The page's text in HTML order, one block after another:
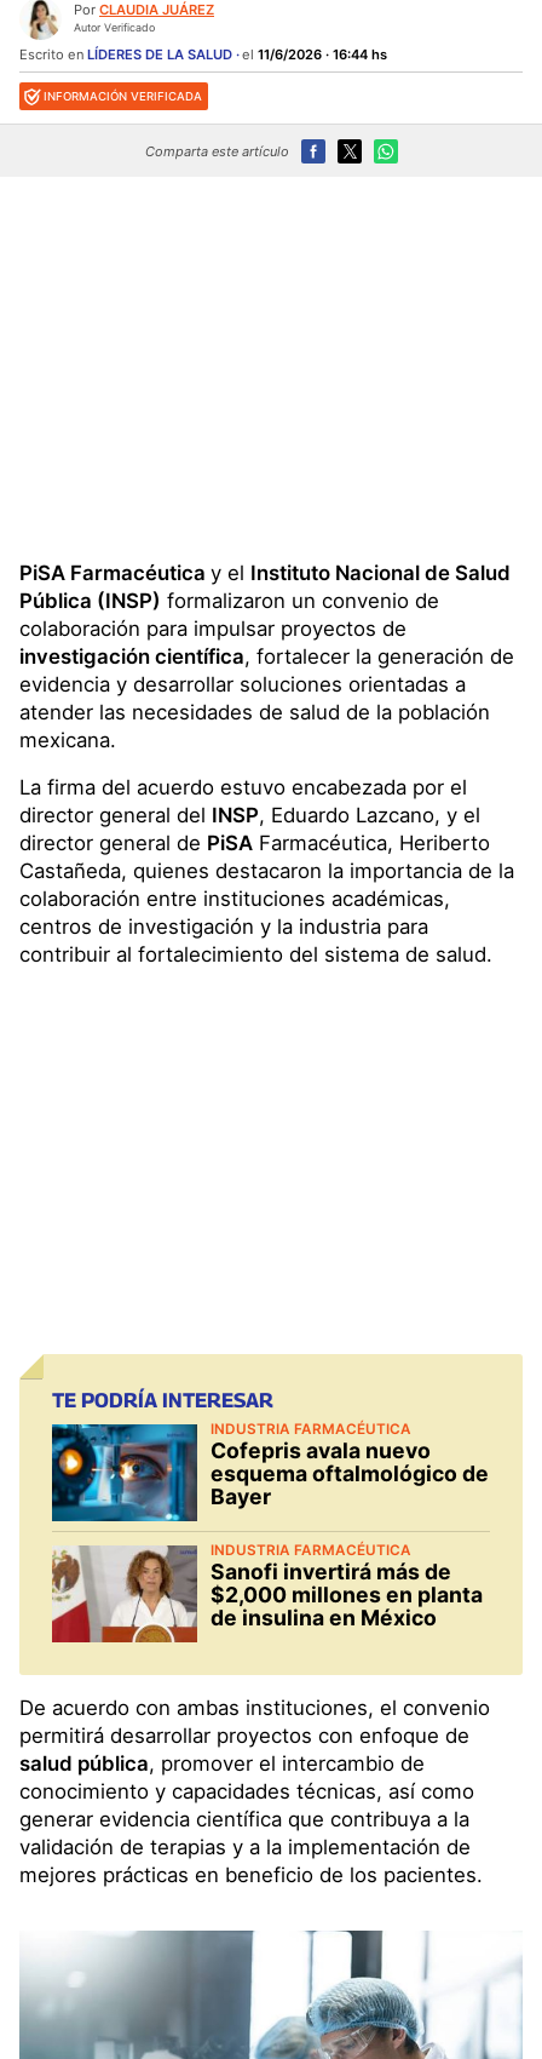
Por CLAUDIA JUÁREZ
Autor Verificado
Escrito en LÍDERES DE LA SALUD el 11/6/2026 · 16:44 hs
INFORMACIÓN VERIFICADA
Comparta este artículo
PiSA Farmacéutica y el Instituto Nacional de Salud
Pública (INSP) formalizaron un convenio de
colaboración para impulsar proyectos de
investigación científica, fortalecer la generación de
evidencia y desarrollar soluciones orientadas a
atender las necesidades de salud de la población
mexicana.
La firma del acuerdo estuvo encabezada por el
director general del INSP, Eduardo Lazcano, y el
director general de PiSA Farmacéutica, Heriberto
Castañeda, quienes destacaron la importancia de la
colaboración entre instituciones académicas,
centros de investigación y la industria para
contribuir al fortalecimiento del sistema de salud.
TE PODRÍA INTERESAR
INDUSTRIA FARMACÉUTICA
Cofepris avala nuevo
esquema oftalmológico de
Bayer
INDUSTRIA FARMACÉUTICA
Sanofi invertirá más de
$2,000 millones en planta
de insulina en México
De acuerdo con ambas instituciones, el convenio
permitirá desarrollar proyectos con enfoque de
salud pública, promover el intercambio de
conocimiento y capacidades técnicas, así como
generar evidencia científica que contribuya a la
validación de terapias y a la implementación de
mejores prácticas en beneficio de los pacientes.